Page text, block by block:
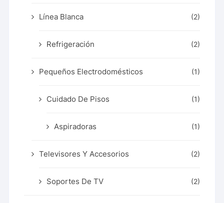
Línea Blanca (2)
Refrigeración (2)
Pequeños Electrodomésticos (1)
Cuidado De Pisos (1)
Aspiradoras (1)
Televisores Y Accesorios (2)
Soportes De TV (2)